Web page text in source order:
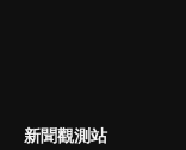
新聞觀測站